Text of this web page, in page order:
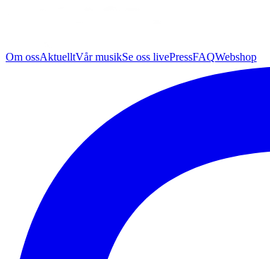
Om ossAktuelltVår musikSe oss livePressFAQWebshop